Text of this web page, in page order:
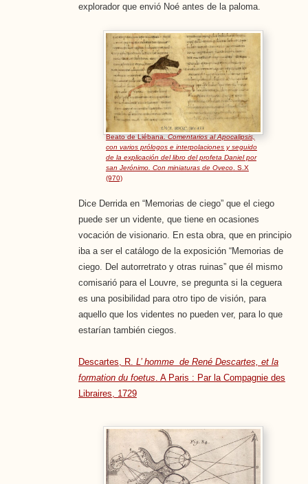
explorador que envió Noé antes de la paloma.
Beato de Liébana.Comentarios al Apocalipsis,
con varios prólogos e interpolaciones y seguido
de la explicación del libro del profeta Daniel por
san Jerónimo. Con miniaturas de Oveco. S.X
(970)
Dice Derrida en “Memorias de ciego” que el ciego
puede ser un vidente, que tiene en ocasiones
vocación de visionario. En esta obra, que en principio
iba a ser el catálogo de la exposición “Memorias de
ciego. Del autorretrato y otras ruinas” que él mismo
comisarió para el Louvre, se pregunta si la ceguera
es una posibilidad para otro tipo de visión, para
aquello que los videntes no pueden ver, para lo que
estarían también ciegos.
Descartes, R. L’ homme de René Descartes, et la
formation du foetus . A Paris : Par la Compagnie des
Libraires, 1729